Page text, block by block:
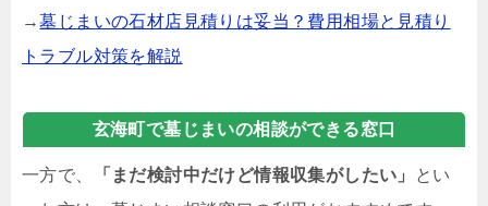
→墓じまいの石材店見積りは妥当？費用相場と見積り
トラブル対策を解説
玄海町で墓じまいの相談ができる窓口
一方で、 「まだ検討中だけど情報収集がしたい」
とい